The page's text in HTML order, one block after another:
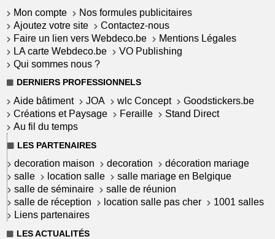
Mon compte
Nos formules publicitaires
Ajoutez votre site
Contactez-nous
Faire un lien vers Webdeco.be
Mentions Légales
LA carte Webdeco.be
VO Publishing
Qui sommes nous ?
DERNIERS PROFESSIONNELS
Aide bâtiment JOA wlc Concept
Goodstickers.be
Créations et Paysage
Feraille
Stand Direct
Au fil du temps
LES PARTENAIRES
decoration maison decoration
décoration mariage
salle
location salle
salle mariage en Belgique
salle de séminaire
salle de réunion
salle de réception
location salle pas cher
1001 salles
Liens partenaires
LES ACTUALITÉS